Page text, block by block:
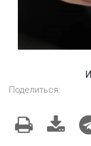
Поделиться: